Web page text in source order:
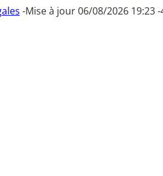
-Mise à jour 06/08/2026 19:23 -